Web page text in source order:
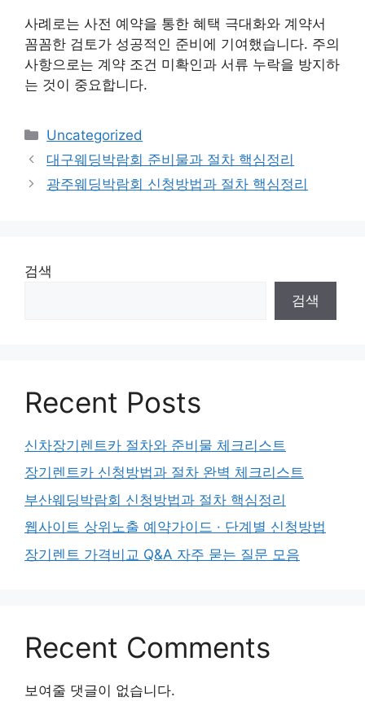
사례로는 사전 예약을 통한 혜택 극대화와 계약서
꼼꼼한 검토가 성공적인 준비에 기여했습니다. 주의
사항으로는 계약 조건 미확인과 서류 누락을 방지하
는 것이 중요합니다.
Categories
Uncategorized
대구웨딩박람회 준비물과 절차 핵심정리
광주웨딩박람회 신청방법과 절차 핵심정리
검색
검색
Recent Posts
신차장기렌트카 절차와 준비물 체크리스트
장기렌트카 신청방법과 절차 완벽 체크리스트
부산웨딩박람회 신청방법과 절차 핵심정리
웹사이트 상위노출 예약가이드 · 단계별 신청방법
장기렌트 가격비교 Q&A 자주 묻는 질문 모음
Recent Comments
보여줄 댓글이 없습니다.